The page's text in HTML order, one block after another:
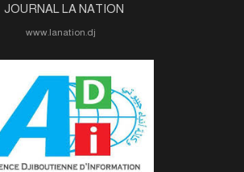
JOURNAL LA NATION